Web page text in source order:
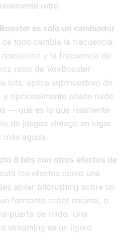
retro.
es solo un cambiador
tono cambia la frecuencia;
y la frecuencia de
retro de VoxBooster
bits, aplica submuestreo de
opcionalmente añade ruido
— que es lo que realmente
de juegos vintage en lugar
más aguda.
8 bits con otros efectos de
los efectos como una
apilar bitcrushing sobre un
formante robot encima, o
puerta de ruido. Una
streaming es un ligero